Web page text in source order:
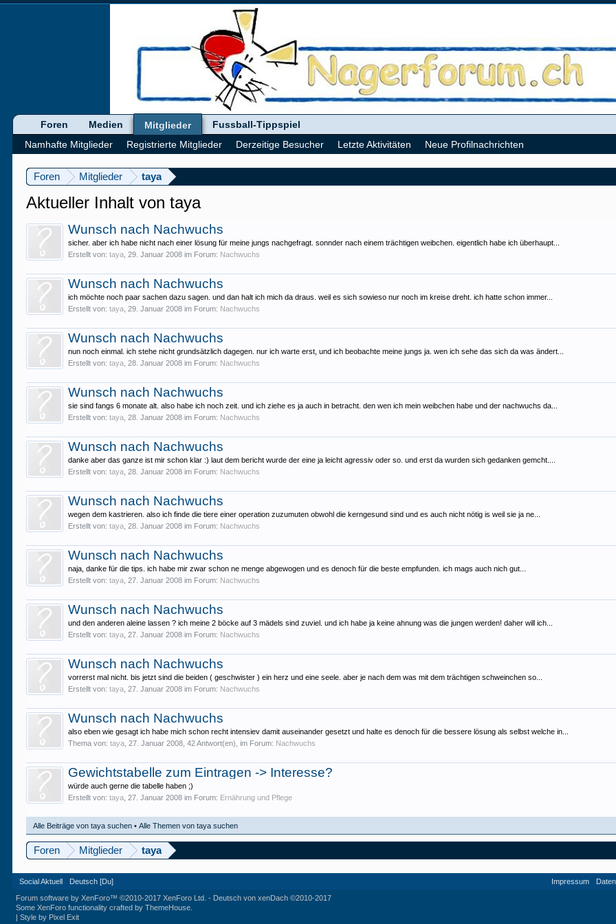
Foren Mitglieder taya
Aktueller Inhalt von taya
Wunsch nach Nachwuchs
sicher. aber ich habe nicht nach einer lösung für meine jungs nachgefragt. sonnder nach einem trächtigen weibchen. eigentlich habe ich überhaupt...
Erstellt von:taya ,29. Januar 2008 im Forum: Nachwuchs
Wunsch nach Nachwuchs
ich möchte noch paar sachen dazu sagen. und dan halt ich mich da draus. weil es sich sowieso nur noch im kreise dreht. ich hatte schon immer...
Erstellt von:taya ,29. Januar 2008 im Forum: Nachwuchs
Wunsch nach Nachwuchs
nun noch einmal. ich stehe nicht grundsätzlich dagegen. nur ich warte erst, und ich beobachte meine jungs ja. wen ich sehe das sich da was ändert...
Erstellt von:taya ,28. Januar 2008 im Forum: Nachwuchs
Wunsch nach Nachwuchs
sie sind fangs 6 monate alt. also habe ich noch zeit. und ich ziehe es ja auch in betracht. den wen ich mein weibchen habe und der nachwuchs da...
Erstellt von:taya ,28. Januar 2008 im Forum: Nachwuchs
Wunsch nach Nachwuchs
danke aber das ganze ist mir schon klar :) laut dem bericht wurde der eine ja leicht agressiv oder so. und erst da wurden sich gedanken gemcht....
Erstellt von:taya ,28. Januar 2008 im Forum: Nachwuchs
Wunsch nach Nachwuchs
wegen dem kastrieren. also ich finde die tiere einer operation zuzumuten obwohl die kerngesund sind und es auch nicht nötig is weil sie ja ne...
Erstellt von:taya ,28. Januar 2008 im Forum: Nachwuchs
Wunsch nach Nachwuchs
naja, danke für die tips. ich habe mir zwar schon ne menge abgewogen und es denoch für die beste empfunden. ich mags auch nich gut...
Erstellt von:taya ,27. Januar 2008 im Forum: Nachwuchs
Wunsch nach Nachwuchs
und den anderen aleine lassen ? ich meine 2 böcke auf 3 mädels sind zuviel. und ich habe ja keine ahnung was die jungen werden! daher will ich...
Erstellt von:taya ,27. Januar 2008 im Forum: Nachwuchs
Wunsch nach Nachwuchs
vorrerst mal nicht. bis jetzt sind die beiden ( geschwister ) ein herz und eine seele. aber je nach dem was mit dem trächtigen schweinchen so...
Erstellt von:taya ,27. Januar 2008 im Forum: Nachwuchs
Wunsch nach Nachwuchs
also eben wie gesagt ich habe mich schon recht intensiev damit auseinander gesetzt und halte es denoch für die bessere lösung als selbst welche in...
Thema von:taya ,27. Januar 2008 , 42 Antwort(en), im Forum: Nachwuchs
Gewichtstabelle zum Eintragen -> Interesse?
würde auch gerne die tabelle haben ;)
Erstellt von:taya ,27. Januar 2008 im Forum: Ernährung und Pflege
Alle Beiträge von taya suchen Alle Themen von taya suchen
Foren Mitglieder taya
Foren Medien
Mitglieder
Namhafte Mitglieder
Registrierte Mitglieder Derzeitige Besucher Letzte Aktivitäten Neue Profilnachrichten
Fussball-Tippspiel
Social Aktuell Deutsch [Du] Impressum
Forum software by XenForo™©2010-2017 XenForo Ltd. - Deutsch von xenDach©2010-2017
Some XenForo functionality crafted byThemeHouse
|Style by Pixel Exit